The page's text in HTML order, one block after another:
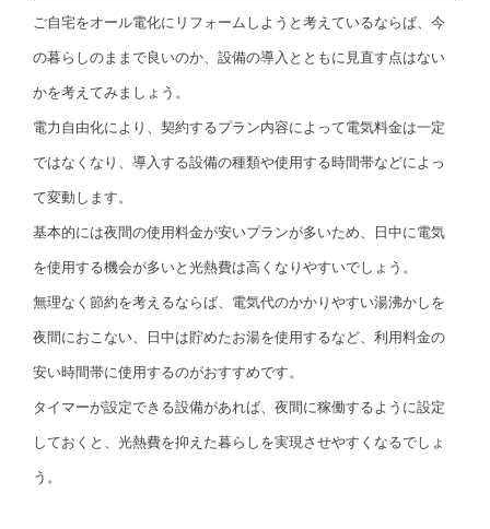
ご自宅をオール電化にリフォームしようと考えているならば、今
の暮らしのままで良いのか、設備の導入とともに見直す点はない
かを考えてみましょう。
電力自由化により、契約するプラン内容によって電気料金は一定
ではなくなり、導入する設備の種類や使用する時間帯などによっ
て変動します。
基本的には夜間の使用料金が安いプランが多いため、日中に電気
を使用する機会が多いと光熱費は高くなりやすいでしょう。
無理なく節約を考えるならば、電気代のかかりやすい湯沸かしを
夜間におこない、日中は貯めたお湯を使用するなど、利用料金の
安い時間帯に使用するのがおすすめです。
タイマーが設定できる設備があれば、夜間に稼働するように設定
しておくと、光熱費を抑えた暮らしを実現させやすくなるでしょ
う。